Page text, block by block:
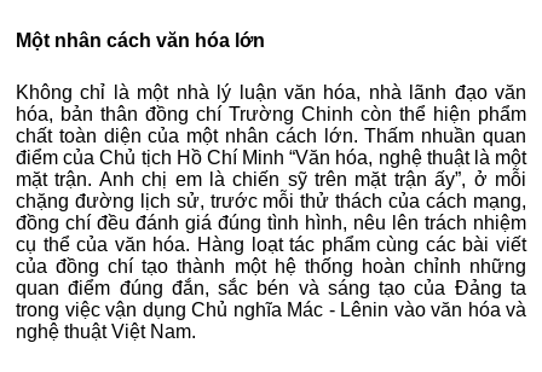
Một nhân cách văn hóa lớn
Không chỉ là một nhà lý luận văn hóa, nhà lãnh đạo văn
hóa, bản thân đồng chí Trường Chinh còn thể hiện phẩm
chất toàn diện của một nhân cách lớn. Thấm nhuần quan
điểm của Chủ tịch Hồ Chí Minh “Văn hóa, nghệ thuật là một
mặt trận. Anh chị em là chiến sỹ trên mặt trận ấy”, ở mỗi
chặng đường lịch sử, trước mỗi thử thách của cách mạng,
đồng chí đều đánh giá đúng tình hình, nêu lên trách nhiệm
cụ thể của văn hóa. Hàng loạt tác phẩm cùng các bài viết
của đồng chí tạo thành một hệ thống hoàn chỉnh những
quan điểm đúng đắn, sắc bén và sáng tạo của Đảng ta
trong việc vận dụng Chủ nghĩa Mác - Lênin vào văn hóa và
nghệ thuật Việt Nam.